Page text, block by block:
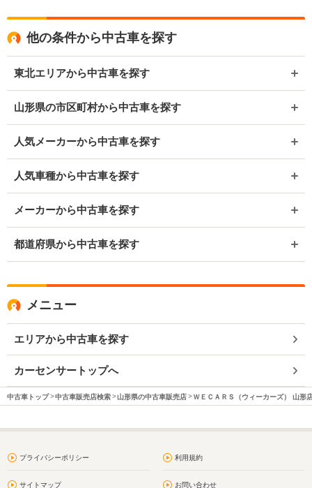
他の条件から中古車を探す
東北エリアから中古車を探す
山形県の市区町村から中古車を探す
人気メーカーから中古車を探す
人気車種から中古車を探す
メーカーから中古車を探す
都道府県から中古車を探す
メニュー
エリアから中古車を探す
カーセンサートップへ
中古車トップ 中古車販売店検索 山形県の中古車販売店 ＷＥＣＡＲＳ（ウィーカーズ） 山形
プライバシーポリシー 利用規約
サイトマップ お問い合わせ